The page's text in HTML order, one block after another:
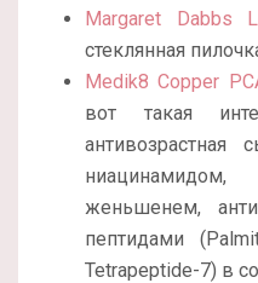
Margaret Dabbs
стеклянная
Medik8 Copper
вот такая
антивозрастная
ниацинамидом,
женьшенем,
пептидами
Tetrapeptide-7) в